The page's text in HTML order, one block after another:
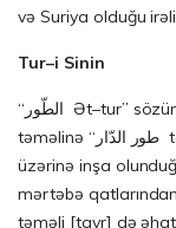
və Suriya olduğu
Tur–i Sinin
“الطّور Ət–tur” sözünün əsli “təməl” deməkdir. Ərəblər evin
təməlinə “طور الدّار tavaru’d–dar” deyirlər. Ancaq bu söz, evin
üzərinə inşa
mərtəbə
təməli [tavr] də